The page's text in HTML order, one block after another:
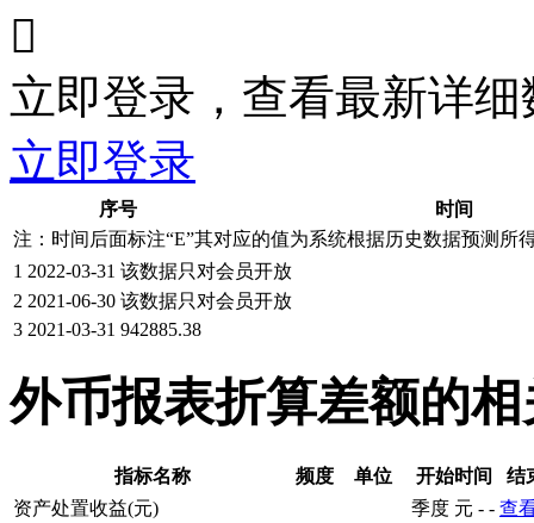

立即登录，查看最新详细
立即登录
序号
时间
注：时间后面标注“E”其对应的值为系统根据历史数据预测所
1 2022-03-31 该数据只对会员开放
2 2021-06-30 该数据只对会员开放
3 2021-03-31 942885.38
外币报表折算差额的
指标名称 频度 单位 开始时间
结
资产处置收益(元)
季度 元 - - 查